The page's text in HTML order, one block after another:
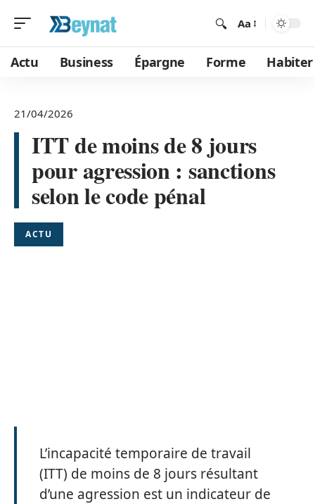
Aa
Actu Business Épargne Forme Habiter
21/04/2026
ITT de moins de 8 jours
pour agression : sanctions
selon le code pénal
ACTU
L’incapacité temporaire de travail
(ITT) de moins de 8 jours résultant
d’une agression est un indicateur de